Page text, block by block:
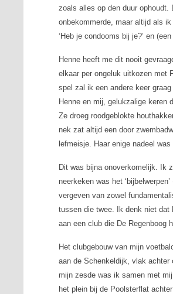
zoals alles op den duur ophoudt.
onbekommerde, maar altijd als
‘Heb je condooms bij je?’ en
Henne heeft me dit nooit
elkaar per ongeluk uitkozen met
spel zal ik een andere keer
Henne en mij, gelukzalige keren
Ze droeg roodgeblokte
nek zat altijd een door
lefmeisje. Haar enige nadeel
Dit was bijna onoverkomelijk. Ik
neerkeken was het
vergeven van zowel
tussen die twee. Ik denk niet dat
aan een club die De Regenboog
Het clubgebouw van mijn
aan de Schenkeldijk, vlak achter
mijn zesde was ik samen met
het plein bij de Poolsterflat